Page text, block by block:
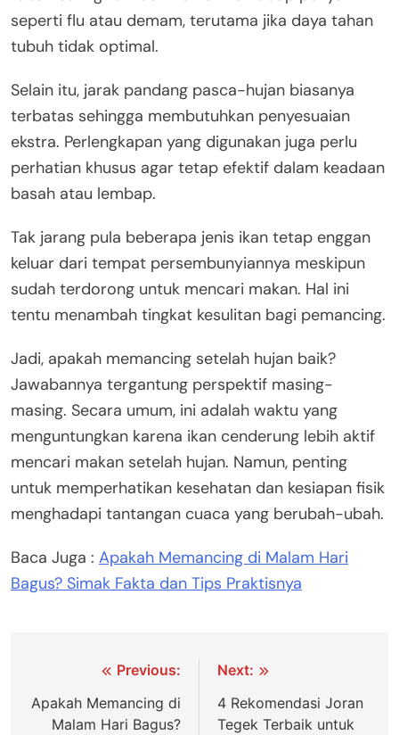
seperti flu atau demam, terutama jika daya tahan
tubuh tidak optimal.
Selain itu, jarak pandang pasca-hujan biasanya
terbatas sehingga membutuhkan penyesuaian
ekstra. Perlengkapan yang digunakan juga perlu
perhatian khusus agar tetap efektif dalam keadaan
basah atau lembap.
Tak jarang pula beberapa jenis ikan tetap enggan
keluar dari tempat persembunyiannya meskipun
sudah terdorong untuk mencari makan. Hal ini
tentu menambah tingkat kesulitan bagi pemancing.
Jadi, apakah memancing setelah hujan baik?
Jawabannya tergantung perspektif masing-
masing. Secara umum, ini adalah waktu yang
menguntungkan karena ikan cenderung lebih aktif
mencari makan setelah hujan. Namun, penting
untuk memperhatikan kesehatan dan kesiapan fisik
menghadapi tantangan cuaca yang berubah-ubah.
Baca Juga : Apakah Memancing di Malam Hari
Bagus? Simak Fakta dan Tips Praktisnya
Navigasi
pos
Previous:
Apakah Memancing di
Malam Hari Bagus?
Next:
4 Rekomendasi Joran
Tegek Terbaik untuk